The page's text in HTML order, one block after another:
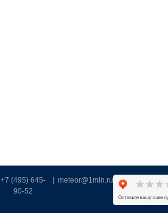
+7 (495) 645-
90-52
|meteor@1mln.ru